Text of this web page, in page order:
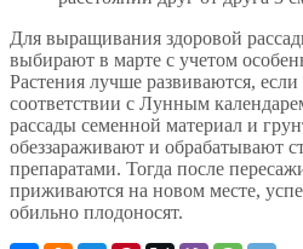
Для выращивания здоровой
выбирают в марте с учетом
Растения лучше развиваются,
соответствии с Лунным
рассады семенной материал и
обеззараживают и обрабатывают
препаратами. Тогда после
приживаются на новом месте,
обильно плодоносят.